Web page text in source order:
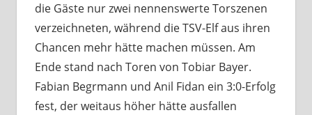
die Gäste nur zwei nennenswerte Torszenen
verzeichneten, während die TSV-Elf aus ihren
Chancen mehr hätte machen müssen. Am
Ende stand nach Toren von Tobiar Bayer.
Fabian Begrmann und Anil Fidan ein 3:0-Erfolg
fest, der weitaus höher hätte ausfallen